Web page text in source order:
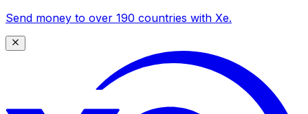
Send money to over 190 countries with Xe.